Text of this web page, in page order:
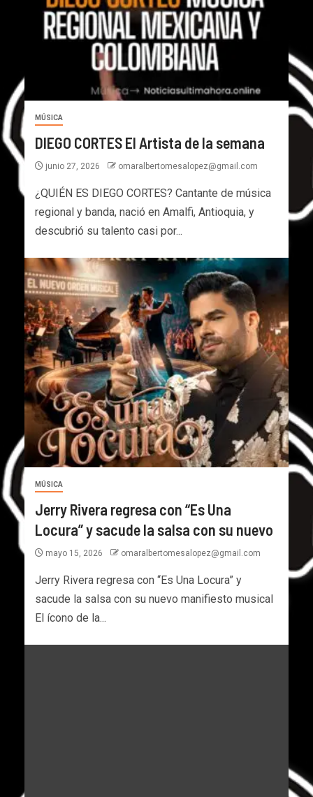
MÚSICA
DIEGO CORTES El Artista de la semana
junio 27, 2026 omaralbertomesalopez@gmail.com
¿QUIÉN ES DIEGO CORTES? Cantante de música
regional y banda, nació en Amalfi, Antioquia, y
descubrió su talento casi por...
MÚSICA
Jerry Rivera regresa con “Es Una
Locura” y sacude la salsa con su nuevo
mayo 15, 2026 omaralbertomesalopez@gmail.com
Jerry Rivera regresa con “Es Una Locura” y
sacude la salsa con su nuevo manifiesto musical
El ícono de la...